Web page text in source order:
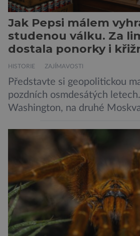
Jak Pepsi málem
studenou válku. Za
dostala ponorky i
HISTORIE ZAJÍMAVOSTI
Představte si geopolitickou
pozdních osmdesátých
Washington, na druhé
padesátkrát dokola, železná
vojáků v permanentní
Donald Kendall, generální
PepsiCo, který se v květnu
admirálem flotily, jež čítá